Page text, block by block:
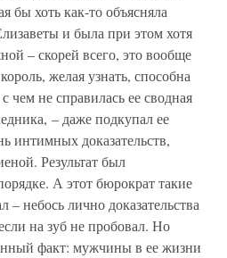
бы хоть как-то объясняла
и была при этом хотя
– скорей всего, это вообще
желая узнать, способна
чем не справилась ее сводная
– даже подкупал ее
интимных доказательств,
Результат был
А этот бюрократ такие
– небось лично доказательства
на зуб не пробовал. Но
факт: мужчины в ее жизни